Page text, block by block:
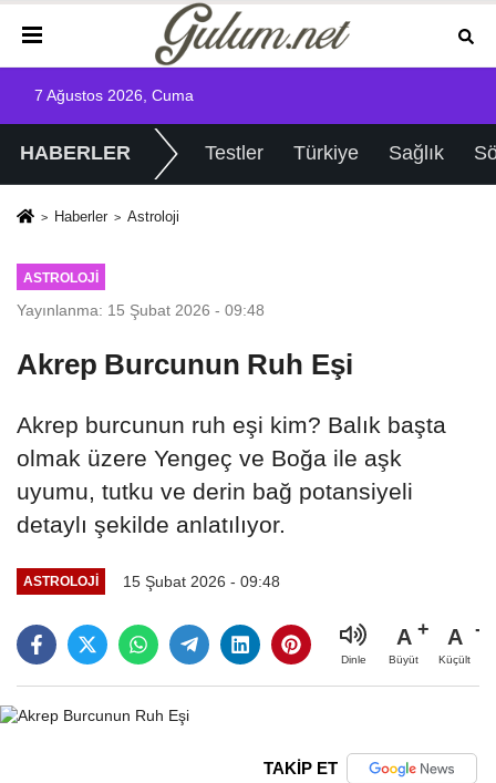
7 Ağustos 2026, Cuma
HABERLER Testler Türkiye Sağlık
Haberler Astroloji
ASTROLOJI
Yayınlanma: 15 Şubat 2026 - 09:48
Akrep Burcunun Ruh Eşi
Akrep burcunun ruh eşi kim? Balık başta
olmak üzere Yengeç ve Boğa ile aşk
uyumu, tutku ve derin bağ potansiyeli
detaylı şekilde anlatılıyor.
ASTROLOJI 15 Şubat 2026 - 09:48
Dinle
A
Büyüt
A
Küçült
TAKİP ET